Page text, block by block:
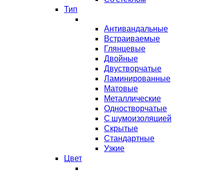
Тип
Антивандальные
Встраиваемые
Глянцевые
Двойные
Двустворчатые
Ламинированные
Матовые
Металлические
Одностворчатые
С шумоизоляцией
Скрытые
Стандартные
Узкие
Цвет